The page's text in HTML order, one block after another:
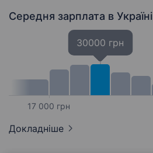
Середня зарплата в Україні
17 000 грн
30000 грн
Докладніше